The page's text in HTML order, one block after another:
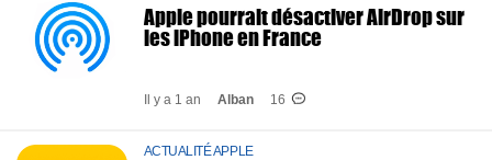
Apple pourrait désactiver AirDrop sur
les iPhone en France
Il y a 1 an Alban 16
ACTUALITÉ APPLE